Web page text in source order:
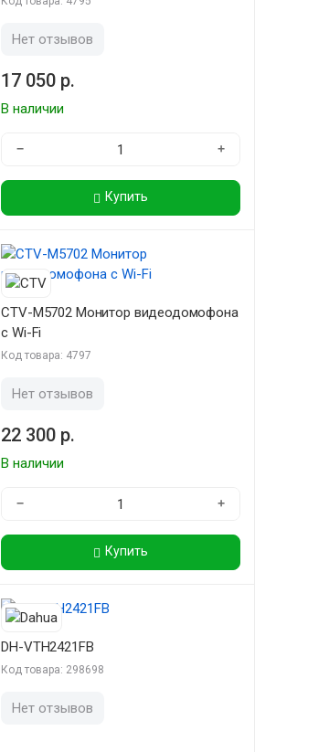
Нет отзывов
17 050 р.
В наличии
− +
Купить
CTV-M5702 Монитор видеодомофона
с Wi-Fi
Код товара: 4797
Нет отзывов
22 300 р.
В наличии
− +
Купить
DH-VTH2421FB
Код товара: 298698
Нет отзывов